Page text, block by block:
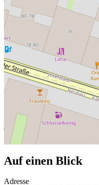
Auf einen Blick
Adresse